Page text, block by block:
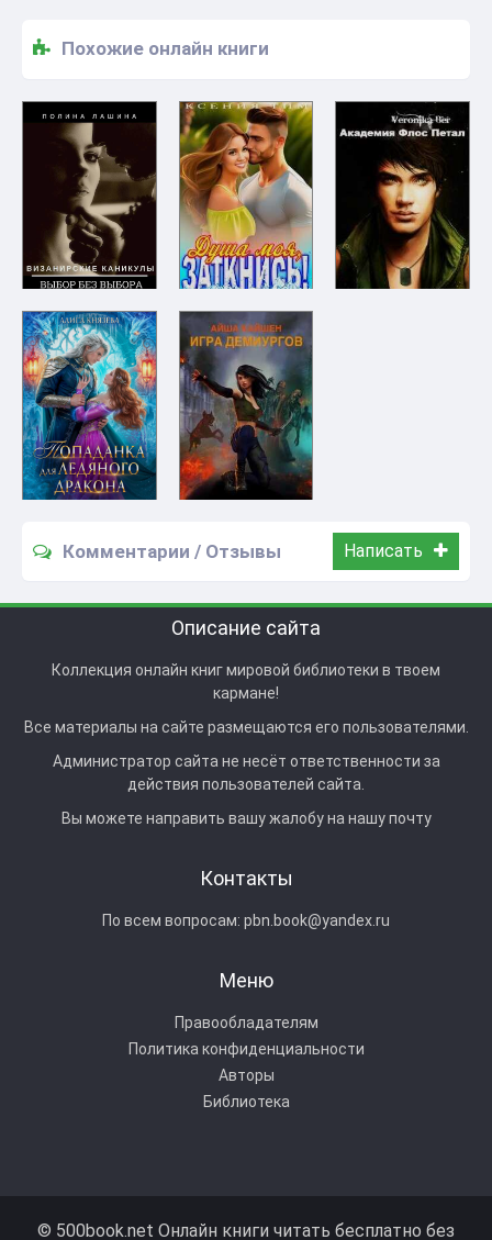
Похожие онлайн книги
Комментарии / Отзывы Написать
Описание сайта
Коллекция онлайн книг мировой библиотеки в твоем
кармане!
Все материалы на сайте размещаются его пользователями.
Администратор сайта не несёт ответственности за
действия пользователей сайта.
Вы можете направить вашу жалобу на нашу почту
Контакты
По всем вопросам: pbn.book@yandex.ru
Меню
Правообладателям
Политика конфиденциальности
Авторы
Библиотека
© 500book.net Онлайн книги читать бесплатно без